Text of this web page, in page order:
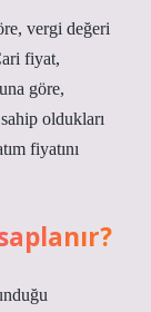
vergi değeri
fiyat,
göre,
oldukları
fiyatını